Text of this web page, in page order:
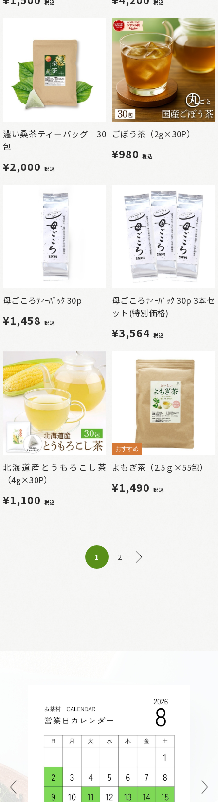
税込 税込
濃い桑茶ティーバッグ 30
包
¥2,000 税込
ごぼう茶（2g×30P）
¥980税込
母ごころﾃｨｰﾊﾟｯｸ 30p
¥1,458 税込
母ごころﾃｨｰﾊﾟｯｸ 30p 3本セ
ット(特別価格)
¥3,564 税込
北海道産とうもろこし茶
（4g×30P）
¥1,100 税込
おすすめ
よもぎ茶（2.5ｇ×55包）
¥1,490 税込
1 2